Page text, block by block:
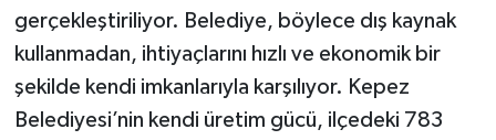
gerçekleştiriliyor. Belediye, böylece dış kaynak
kullanmadan, ihtiyaçlarını hızlı ve ekonomik bir
şekilde kendi imkanlarıyla karşılıyor. Kepez
Belediyesi’nin kendi üretim gücü, ilçedeki 783